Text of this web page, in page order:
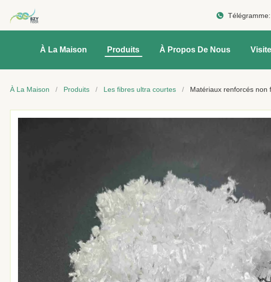
À La Maison Produits À Propos De Nous
À La Maison / Produits / Les fibres ultra courtes / Matériaux renforcés non